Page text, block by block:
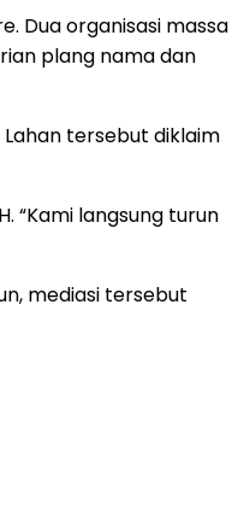
Dua organisasi massa
plang nama dan
tersebut diklaim
“Kami langsung turun
mediasi tersebut